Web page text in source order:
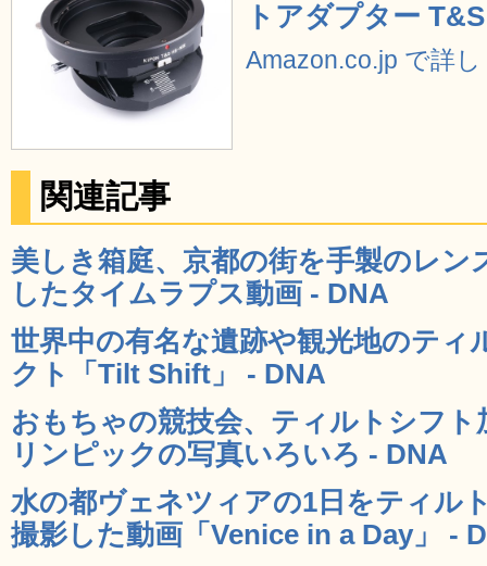
トアダプター
Amazon.co.jp で詳
関連記事
美しき箱庭、京都の街を手製のレン
したタイムラプス動画 - DNA
世界中の有名な遺跡や観光地のティ
クト「Tilt Shift」 - DNA
おもちゃの競技会、ティルトシフ
リンピックの写真いろいろ - DNA
水の都ヴェネツィアの1日をティル
撮影した動画「Venice in a Day」 -